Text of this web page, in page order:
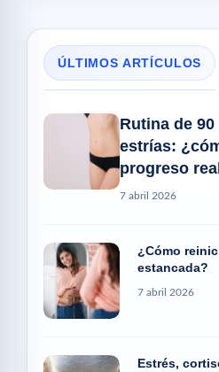
ÚLTIMOS ARTÍCULOS
Rutina de
estrías:
progreso
7 abril 2026
¿Cómo
estancada?
7 abril 2026
Estrés,